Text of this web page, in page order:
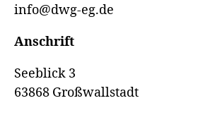
info@dwg-eg.de
Anschrift
Seeblick 3
63868 Großwallstadt